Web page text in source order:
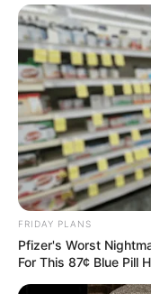
TAGS
ΑΓΟΡΑ
ΤΑΥΤΟΤΗΤΑ
FRIDAY PLANS
Pfizer's Worst
For This 87¢ Blue Pill